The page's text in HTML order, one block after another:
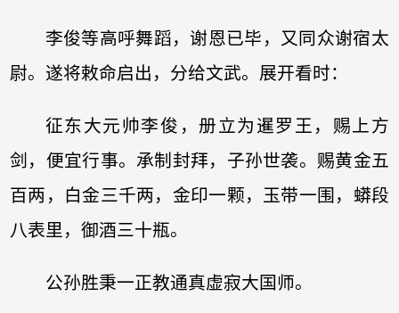
李俊等高呼舞蹈，谢恩已毕，又同众谢宿太
尉。遂将敕命启出，分给文武。展开看时：
征东大元帅李俊，册立为暹罗王，赐上方
剑，便宜行事。承制封拜，子孙世袭。赐黄金五
百两，白金三千两，金印一颗，玉带一围，蟒段
八表里，御酒三十瓶。
公孙胜秉一正教通真虚寂大国师。